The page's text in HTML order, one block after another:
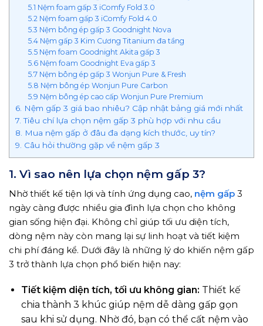
5.1 Nệm foam gấp 3 iComfy Fold 3.0
5.2 Nệm foam gấp 3 iComfy Fold 4.0
5.3 Nệm bông ép gấp 3 Goodnight Nova
5.4 Nệm gấp 3 Kim Cương Titanium đa tầng
5.5 Nệm foam Goodnight Akita gấp 3
5.6 Nệm foam Goodnight Eva gấp 3
5.7 Nệm bông ép gấp 3 Wonjun Pure & Fresh
5.8 Nệm bông ép Wonjun Pure Carbon
5.9 Nệm bông ép cao cấp Wonjun Pure Premium
6. Nệm gấp 3 giá bao nhiêu? Cập nhật bảng giá mới nhất
7. Tiêu chí lựa chọn nệm gấp 3 phù hợp với nhu cầu
8. Mua nệm gấp ở đâu đa dạng kích thước, uy tín?
9. Câu hỏi thường gặp về nệm gấp 3
1. Vì sao nên lựa chọn nệm gấp 3?
Nhờ thiết kế tiện lợi và tính ứng dụng cao, nệm gấp 3
ngày càng được nhiều gia đình lựa chọn cho không
gian sống hiện đại. Không chỉ giúp tối ưu diện tích,
dòng nệm này còn mang lại sự linh hoạt và tiết kiệm
chi phí đáng kể. Dưới đây là những lý do khiến nệm gấp
3 trở thành lựa chọn phổ biến hiện nay:
Tiết kiệm diện tích, tối ưu không gian: Thiết kế
chia thành 3 khúc giúp nệm dễ dàng gấp gọn
sau khi sử dụng. Nhờ đó, bạn có thể cất nệm vào